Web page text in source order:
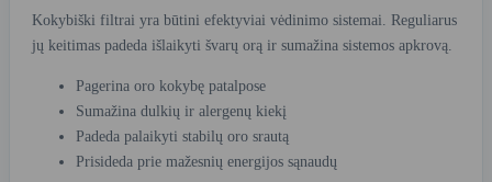
Kokybiški filtrai yra būtini efektyviai vėdinimo sistemai. Reguliarus
jų keitimas padeda išlaikyti švarų orą ir sumažina sistemos apkrovą.
Pagerina oro kokybę patalpose
Sumažina dulkių ir alergenų kiekį
Padeda palaikyti stabilų oro srautą
Prisideda prie mažesnių energijos sąnaudų